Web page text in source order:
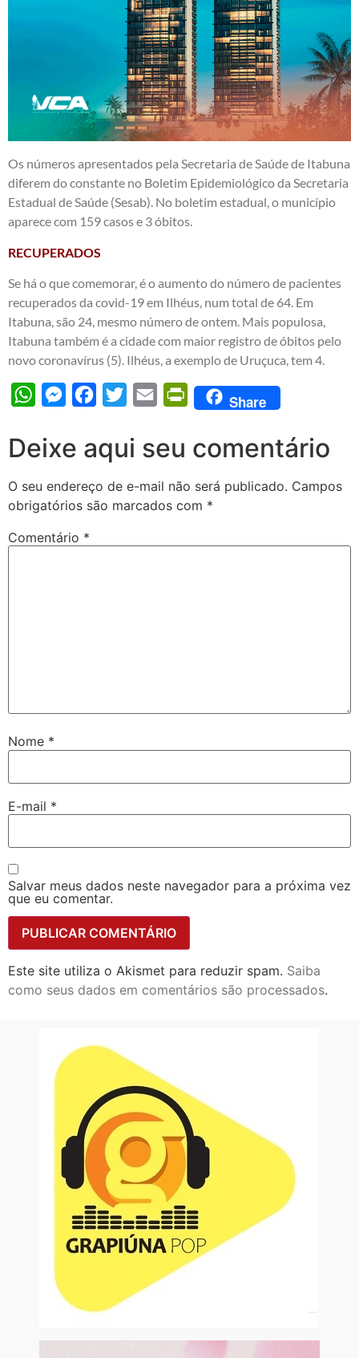
Os números apresentados pela Secretaria de Saúde de Itabuna
diferem do constante no Boletim Epidemiológico da Secretaria
Estadual de Saúde (Sesab). No boletim estadual, o município
aparece com 159 casos e 3 óbitos.
RECUPERADOS
Se há o que comemorar, é o aumento do número de pacientes
recuperados da covid-19 em Ilhéus, num total de 64. Em
Itabuna, são 24, mesmo número de ontem. Mais populosa,
Itabuna também é a cidade com maior registro de óbitos pelo
novo coronavírus (5). Ilhéus, a exemplo de Uruçuca, tem 4.
WhatsAppMessengerFacebook
Twitter Email PrintFriendly
Share
Deixe aqui seu comentário
O seu endereço de e-mail não será publicado. Campos
obrigatórios são marcados com *
Comentário *
Nome *
E-mail *
Salvar meus dados neste navegador para a próxima vez
que eu comentar.
Este site utiliza o Akismet para reduzir spam. Saiba
como seus dados em comentários são processados.